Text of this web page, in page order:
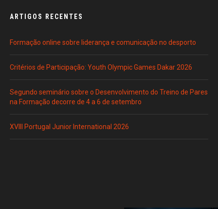
ARTIGOS RECENTES
Formação online sobre liderança e comunicação no desporto
Critérios de Participação: Youth Olympic Games Dakar 2026
Segundo seminário sobre o Desenvolvimento do Treino de Pares
na Formação decorre de 4 a 6 de setembro
XVIII Portugal Junior International 2026